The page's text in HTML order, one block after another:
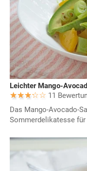
Leichter Mango-
11
Das Mango-Avocado-
Sommerdelikatesse